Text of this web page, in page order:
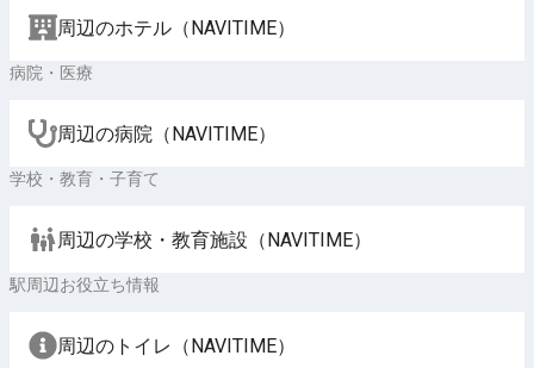
周辺のホテル（NAVITIME）
病院・医療
周辺の病院（NAVITIME）
学校・教育・子育て
周辺の学校・教育施設（NAVITIME）
駅周辺お役立ち情報
周辺のトイレ（NAVITIME）